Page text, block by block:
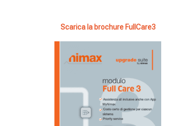
Scarica la brochure FullCare3